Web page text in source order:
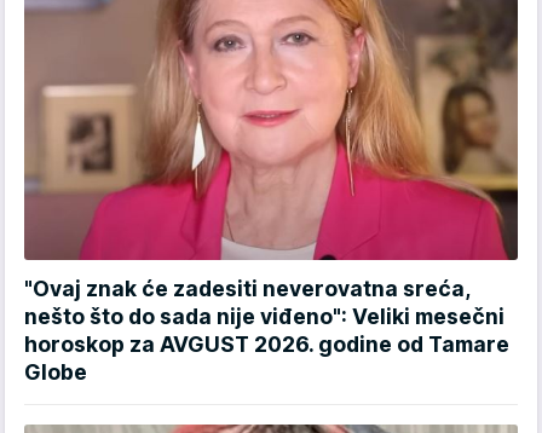
"Ovaj znak će zadesiti neverovatna sreća,
nešto što do sada nije viđeno": Veliki mesečni
horoskop za AVGUST 2026. godine od Tamare
Globe